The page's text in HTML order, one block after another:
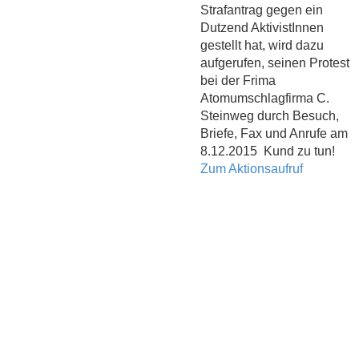
Strafantrag gegen ein
Dutzend AktivistInnen
gestellt hat, wird dazu
aufgerufen, seinen Protest
bei der Frima
Atomumschlagfirma C.
Steinweg durch Besuch,
Briefe, Fax und Anrufe am
8.12.2015 Kund zu tun!
Zum Aktionsaufruf